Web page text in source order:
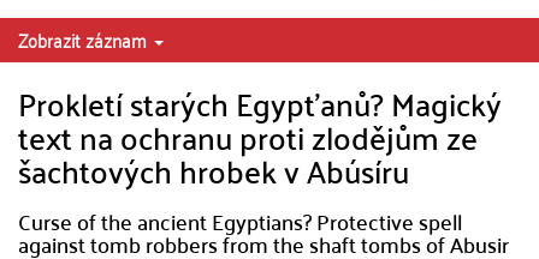
Zobrazit záznam
Prokletí starých Egypťanů? Magický
text na ochranu proti zlodějům ze
šachtových hrobek v Abúsíru
Curse of the ancient Egyptians? Protective spell
against tomb robbers from the shaft tombs of Abusir